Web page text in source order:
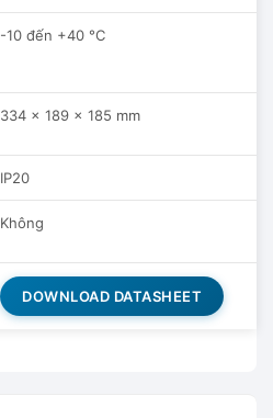
-10 đến +40 °C
334 x 189 x 185 mm
IP20
Không
DOWNLOAD DATASHEET